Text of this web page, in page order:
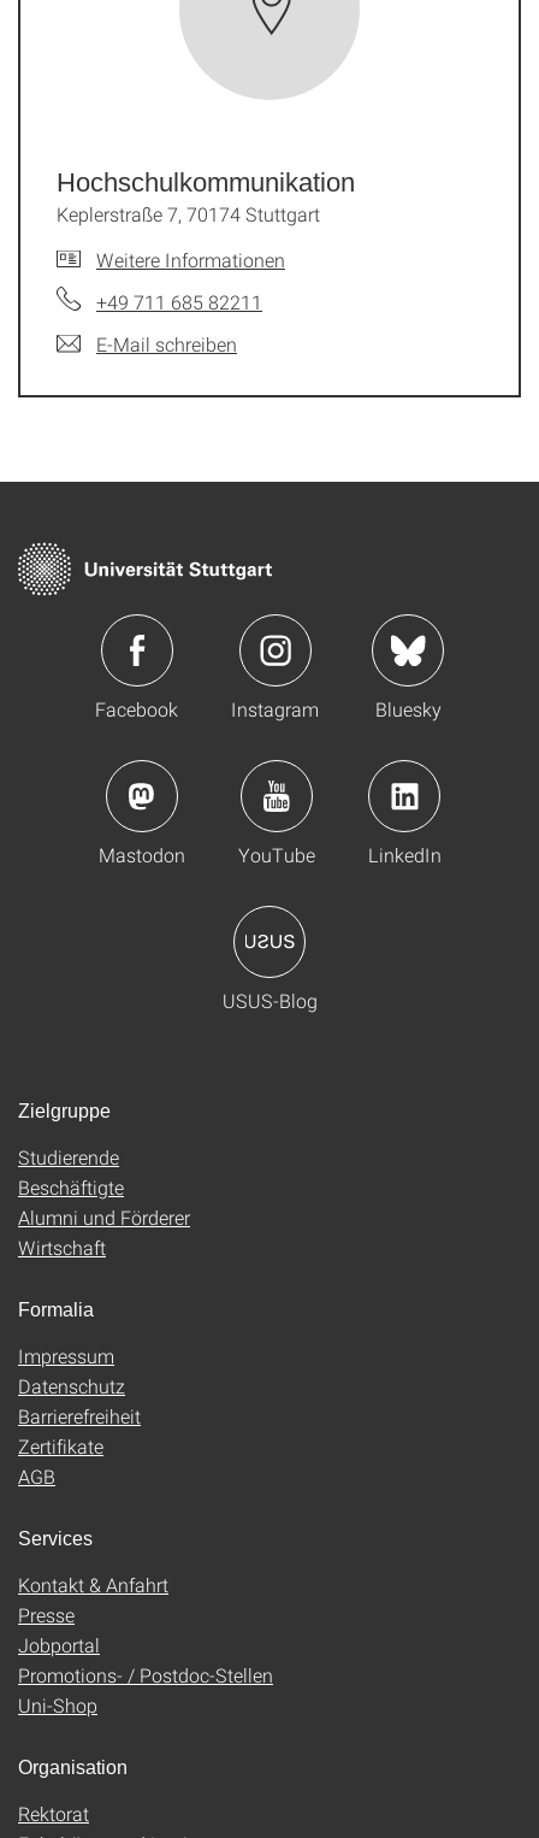
Hochschulkommunikation
Keplerstraße 7, 70174 Stuttgart
Weitere Informationen
+49 711 685 82211
E-Mail schreiben
Facebook Instagram Bluesky
Mastodon YouTube LinkedIn
USUS-Blog
Zielgruppe
Studierende
Beschäftigte
Alumni und Förderer
Wirtschaft
Formalia
Impressum
Datenschutz
Barrierefreiheit
Zertifikate
AGB
Services
Kontakt & Anfahrt
Presse
Jobportal
Promotions- / Postdoc-Stellen
Uni-Shop
Organisation
Rektorat